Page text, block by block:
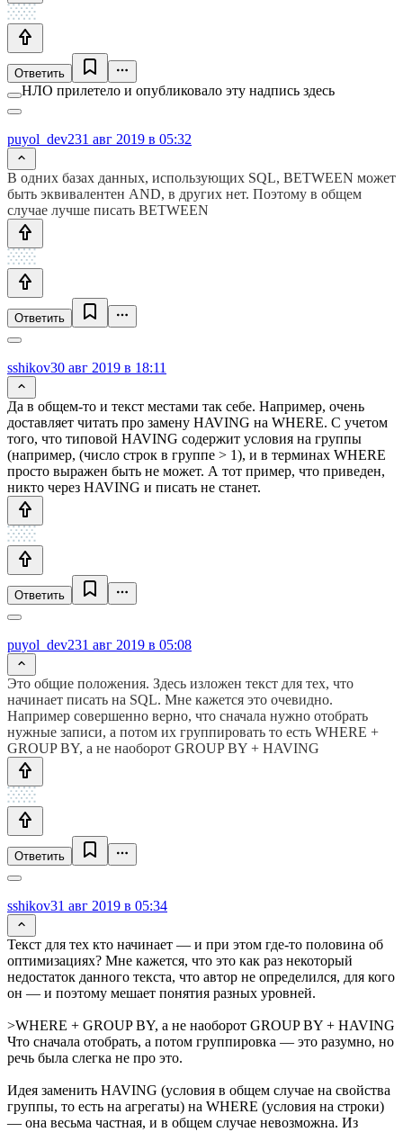
Ответить
НЛО прилетело и опубликовало эту надпись здесь
puyol_dev231 авг 2019 в 05:32
В одних базах данных, использующих SQL, BETWEEN может
быть эквивалентен AND, в других нет. Поэтому в общем
случае лучше писать BETWEEN
Ответить
sshikov30 авг 2019 в 18:11
Да в общем-то и текст местами так себе. Например, очень
доставляет читать про замену HAVING на WHERE. С учетом
того, что типовой HAVING содержит условия на группы
(например, (число строк в группе > 1), и в терминах WHERE
просто выражен быть не может. А тот пример, что приведен,
никто через HAVING и писать не станет.
Ответить
puyol_dev231 авг 2019 в 05:08
Это общие положения. Здесь изложен текст для тех, что
начинает писать на SQL. Мне кажется это очевидно.
Например совершенно верно, что сначала нужно отобрать
нужные записи, а потом их группировать то есть WHERE +
GROUP BY, а не наоборот GROUP BY + HAVING
Ответить
sshikov31 авг 2019 в 05:34
Текст для тех кто начинает — и при этом где-то половина об
оптимизациях? Мне кажется, что это как раз некоторый
недостаток данного текста, что автор не определился, для кого
он — и поэтому мешает понятия разных уровней.
>WHERE + GROUP BY, а не наоборот GROUP BY + HAVING
Что сначала отобрать, а потом группировка — это разумно, но
речь была слегка не про это.
Идея заменить HAVING (условия в общем случае на свойства
группы, то есть на агрегаты) на WHERE (условия на строки)
— она весьма частная, и в общем случае невозможна. Из